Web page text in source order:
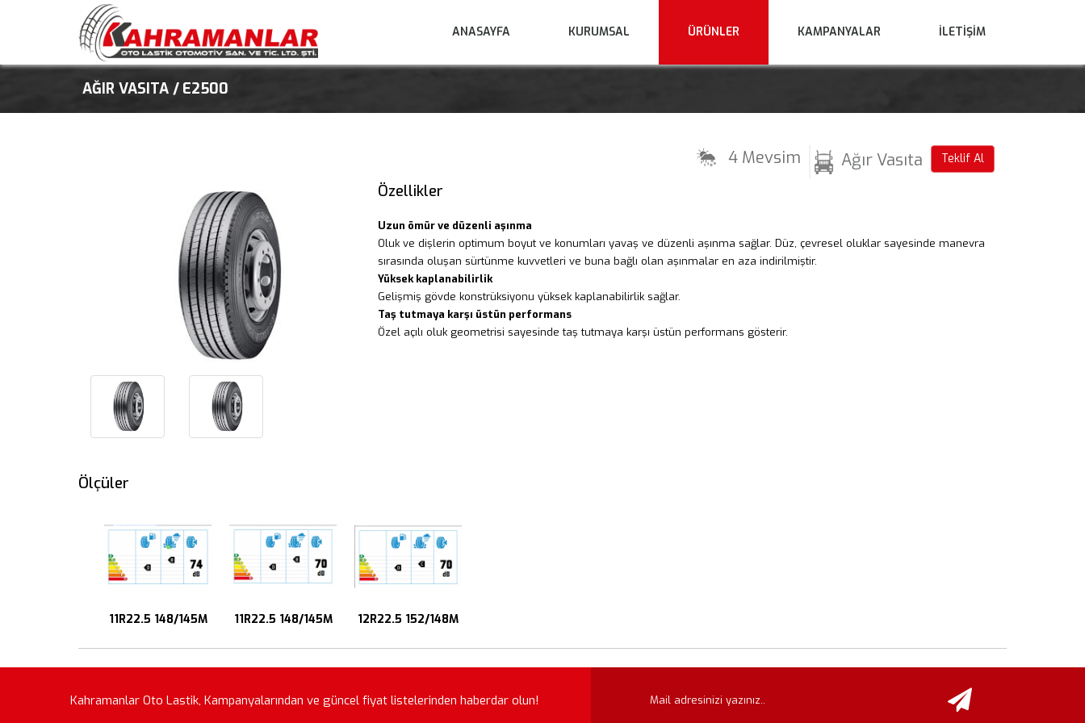
ANASAYFA KURUMSAL ÜRÜNLER KAMPANYALAR İLETİŞİM
AĞIR VASITA / E2500
Teklif Al
Ağır Vasıta
4 Mevsim
Özellikler
Uzun ömür ve düzenli aşınma
Oluk ve dişlerin optimum boyut ve konumları yavaş ve düzenli aşınma sağlar. Düz, çevresel oluklar sayesinde manevra
sırasında oluşan sürtünme kuvvetleri ve buna bağlı olan aşınmalar en aza indirilmiştir.
Yüksek kaplanabilirlik
Gelişmiş gövde konstrüksiyonu yüksek kaplanabilirlik sağlar.
Taş tutmaya karşı üstün performans
Özel açılı oluk geometrisi sayesinde taş tutmaya karşı üstün performans gösterir.
Ölçüler
11R22.5 148/145M 11R22.5 148/145M 12R22.5 152/148M
Kahramanlar Oto Lastik, Kampanyalarından ve güncel fiyat listelerinden haberdar olun!